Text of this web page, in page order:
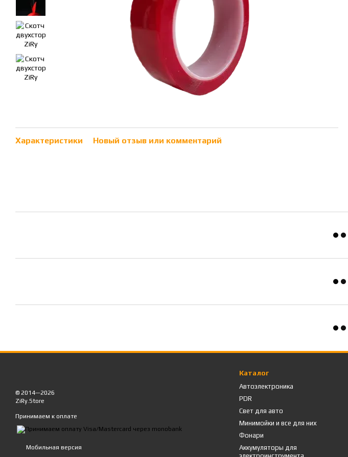
Характеристики Новый отзыв или комментарий
© 2014—2026
ZiRy.Store
Принимаем к оплате
Мобильная версия
Каталог
Автоэлектроника
PDR
Свет для авто
Минимойки и все для них
Фонари
Аккумуляторы для